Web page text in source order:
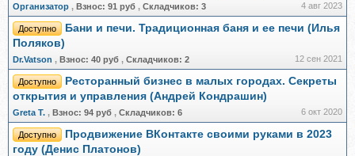
Организатор , Взнос: 91 руб , Складчиков: 3 4 авг 2023
Доступно
Бани и печи. Традиционная баня и ее печи (Илья
Поляков)
Dr.Vatson , Взнос: 40 руб , Складчиков: 2 12 сен 2021
Доступно
Ресторанный бизнес в малых городах. Секреты
открытия и управления (Андрей Кондрашин)
Greta Т. , Взнос: 94 руб , Складчиков: 6 6 окт 2020
Доступно
Продвижение ВКонтакте своими руками в 2023
году (Денис Платонов)